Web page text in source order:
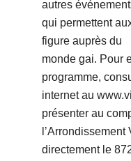
autres
qui permettent
figure auprès du
monde gai. Pour
programme,
internet au
présenter au
directement le